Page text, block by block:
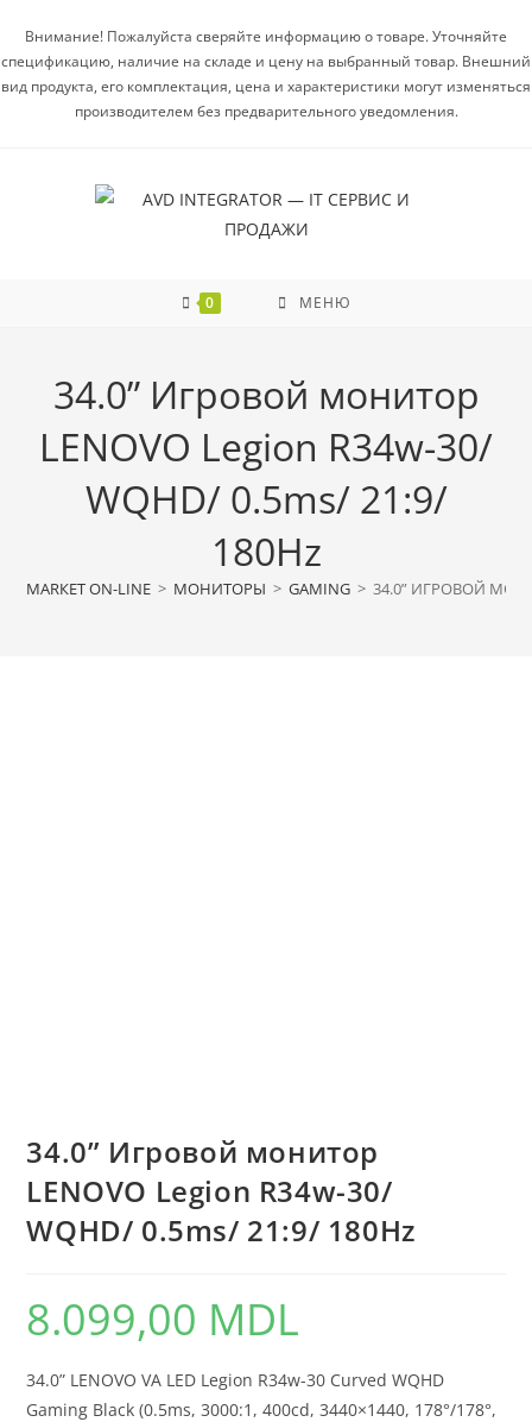
Внимание! Пожалуйста сверяйте информацию о товаре. Уточняйте
спецификацию, наличие на складе и цену на выбранный товар. Внешний
вид продукта, его комплектация, цена и характеристики могут изменяться
производителем без предварительного уведомления.
0 МЕНЮ
34.0” Игровой монитор
LENOVO Legion R34w-30/
WQHD/ 0.5ms/ 21:9/
180Hz
МАRКЕТ ON-LINE > МОНИТОРЫ > GAMING > 34.0” ИГРОВОЙ
34.0” Игровой монитор
LENOVO Legion R34w-30/
WQHD/ 0.5ms/ 21:9/ 180Hz
8.099,00 MDL
34.0” LENOVO VA LED Legion R34w-30 Curved WQHD
Gaming Black (0.5ms, 3000:1, 400cd, 3440×1440, 178°/178°,